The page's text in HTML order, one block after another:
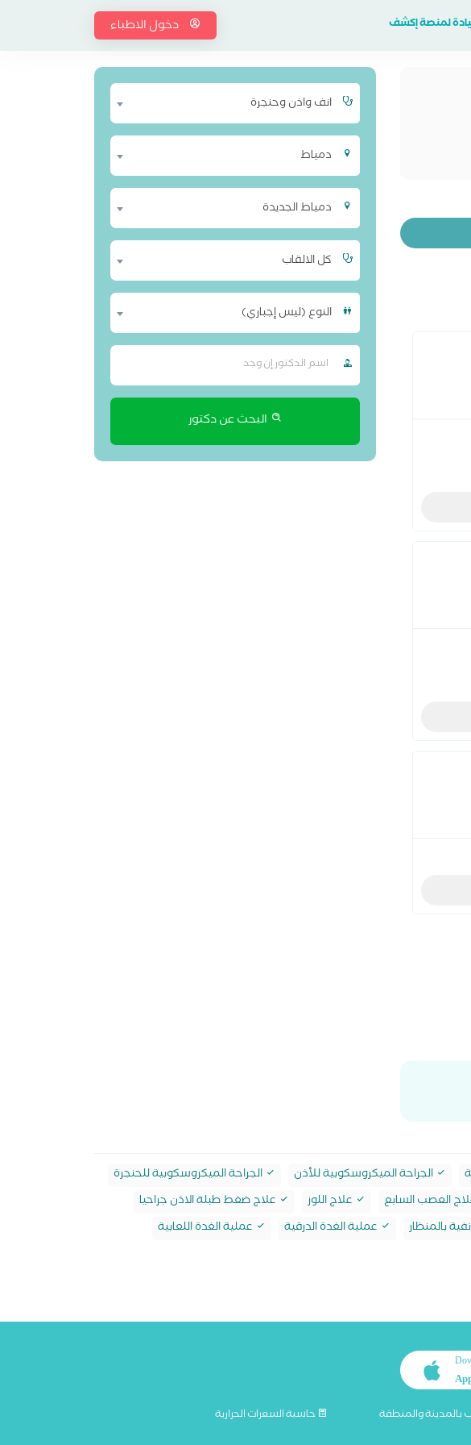
لمنصة إكشف دخول الاطباء
انف واذن وحنجرة
دمياط
دمياط الجديدة
كل الالقاب
النوع (ليس إجباري)
البحث عن دكتور
الجراحة الميكروسكوبية للأذن
الجراحة الميكروسكوبية للحنجرة
العصب السابع علاج اللوز
علاج ضغط طبلة الاذن جراحيا
بالمنظار عملية الغدة الدرقية
عملية الغدة اللعابية
والمنطقة حاسبة السعرات الحرارية